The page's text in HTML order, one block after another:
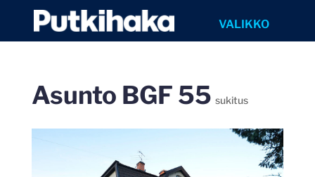
Asunto BGF 55 sukitus